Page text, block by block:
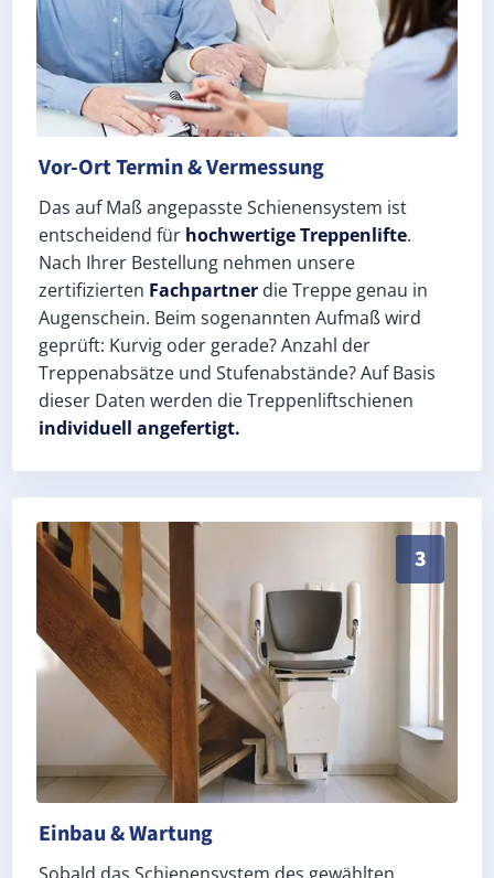
Vor-Ort Termin & Vermessung
Das auf Maß angepasste Schienensystem ist
entscheidend für hochwertige Treppenlifte.
Nach Ihrer Bestellung nehmen unsere
zertifizierten Fachpartner die Treppe genau in
Augenschein. Beim sogenannten Aufmaß wird
geprüft: Kurvig oder gerade? Anzahl der
Treppenabsätze und Stufenabstände? Auf Basis
dieser Daten werden die Treppenliftschienen
individuell angefertigt.
3
Schneller, sauberer Einbau durch zertifizierte
Einbau & Wartung